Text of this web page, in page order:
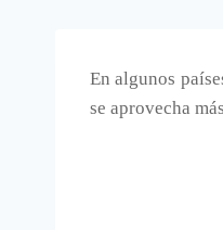
En algunos
se aprovecha